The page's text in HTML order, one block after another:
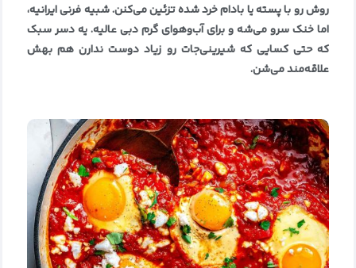
روش رو با پسته یا بادام خرد شده تزئین می‌کنن. شبیه فرنی ایرانیه،
اما خنک سرو می‌شه و برای آب‌وهوای گرم دبی عالیه. یه دسر سبک
که حتی کسایی که شیرینی‌جات رو زیاد دوست ندارن هم بهش
علاقه‌مند می‌شن.